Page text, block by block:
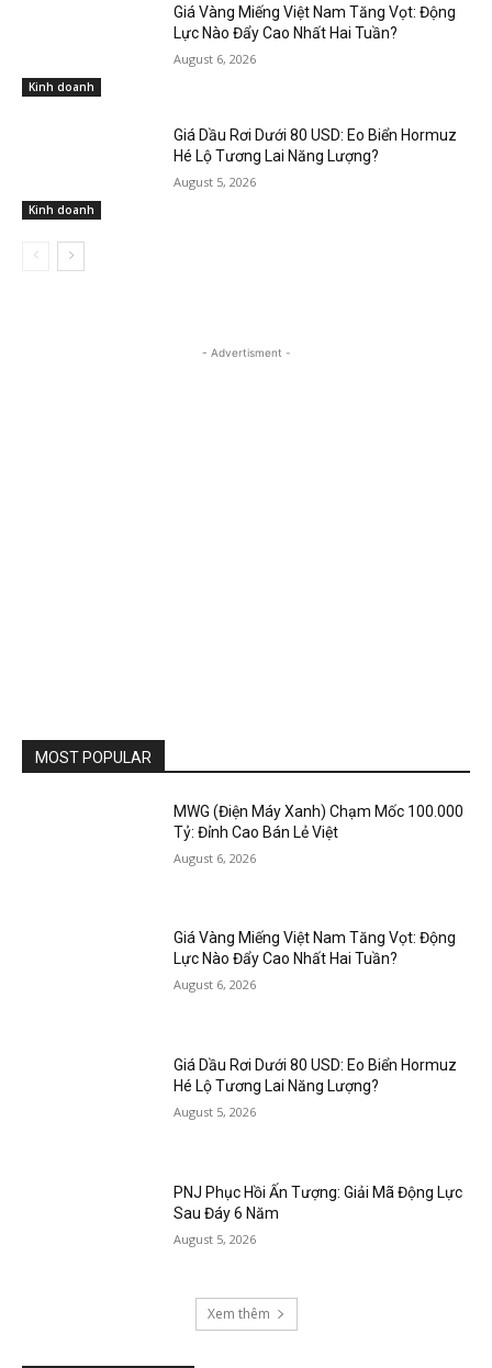
Kinh doanh
Giá Vàng Miếng Việt Nam Tăng Vọt: Động
Lực Nào Đẩy Cao Nhất Hai Tuần?
August 6, 2026
Kinh doanh
Giá Dầu Rơi Dưới 80 USD: Eo Biển Hormuz
Hé Lộ Tương Lai Năng Lượng?
August 5, 2026
- Advertisment -
MOST POPULAR
MWG (Điện Máy Xanh) Chạm Mốc 100.000
Tỷ: Đỉnh Cao Bán Lẻ Việt
August 6, 2026
Giá Vàng Miếng Việt Nam Tăng Vọt: Động
Lực Nào Đẩy Cao Nhất Hai Tuần?
August 6, 2026
Giá Dầu Rơi Dưới 80 USD: Eo Biển Hormuz
Hé Lộ Tương Lai Năng Lượng?
August 5, 2026
PNJ Phục Hồi Ấn Tượng: Giải Mã Động Lực
Sau Đáy 6 Năm
August 5, 2026
Xem thêm